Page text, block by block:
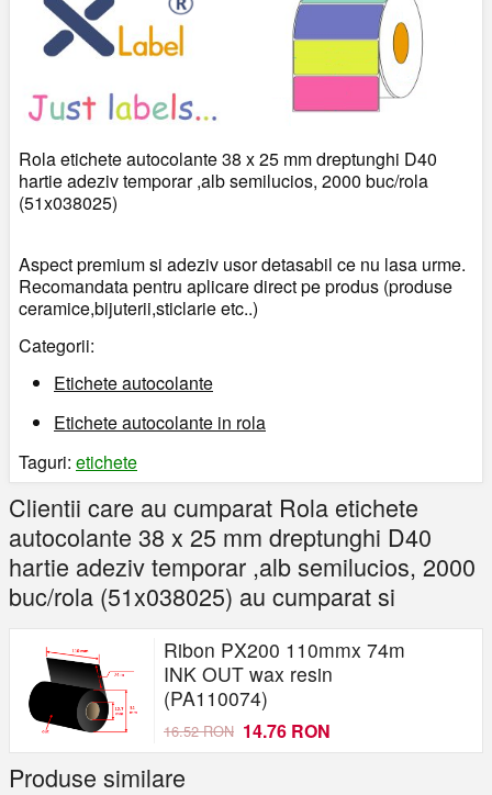
Rola etichete autocolante 38 x 25 mm dreptunghi D40
hartie adeziv temporar ,alb semilucios, 2000 buc/rola
(51x038025)
Aspect premium si adeziv usor detasabil ce nu lasa urme.
Recomandata pentru aplicare direct pe produs (produse
ceramice,bijuterii,sticlarie etc..)
Categorii:
Etichete autocolante
Etichete autocolante in rola
Taguri: etichete
Clientii care au cumparat Rola etichete
autocolante 38 x 25 mm dreptunghi D40
hartie adeziv temporar ,alb semilucios, 2000
buc/rola (51x038025) au cumparat si
Ribon PX200 110mmx 74m
INK OUT wax resin
(PA110074)
16.52 RON 14.76 RON
Produse similare